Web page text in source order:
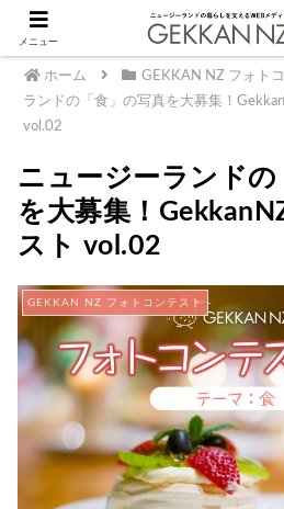
ホーム GEKKAN NZ フォト
ランドの「食」の写真を大募集！
vol.02
ニュージーランドの
を大募集！
スト vol.02
GEKKAN NZ フォトコンテスト
メニュー